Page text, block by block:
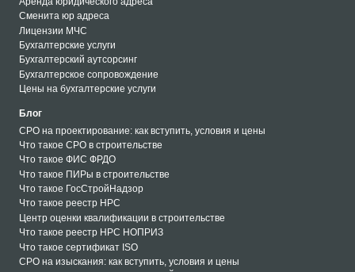
Сменита юр адреса
Лицензии МЧС
Бухгалтерские услуги
Бухгалтерский аутсорсинг
Бухгалтерское сопровождение
Цены на бухгалтерские услуги
Блог
СРО на проектирование: как вступить, условия и цены
Что такое СРО в строительстве
Что такое ФИС ФРДО
Что такое ПИРы в строительстве
Что такое ГосСтройНадзор
Что такое реестр НРС
Центр оценки квалификации в строительстве
Что такое реестр НРС НОПРИЗ
Что такое сертификат ISO
СРО на изыскания: как вступить, условия и цены